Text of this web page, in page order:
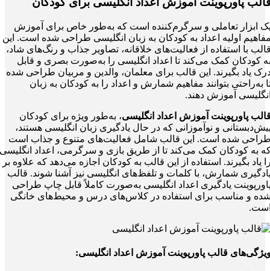
ابزار تعاملی و سرگرم‌کننده است که به‌طور خاص برای آموزش
اولیه اعداد به کودکان به زبان انگلیسی طراحی شده است. این
با استفاده از فعالیت‌های خلاقانه، تصاویر جذاب و رنگ‌های شاد،
کودکان کمک می‌کند تا اعداد انگلیسی را به‌صورت بصری و قابل
یاد بگیرند. این قالب برای معلمان، والدین و مربیان طراحی شده
به‌راحتی بتوانند مفاهیم شمارش و اعداد را به کودکان به زبان
آموزش دهند.
پاورپوینت آموزش اعداد انگلیسی، به‌طور ویژه برای کودکان
و نوآموزانی که در حال یادگیری زبان انگلیسی هستند،
شده است. این قالب شامل فعالیت‌های متنوع و جذاب است
به کودکان کمک می‌کند تا از طریق بازی و سرگرمی، اعداد انگلیسی
یاد بگیرند. استفاده از این قالب به کودکان اجازه می‌دهد که علاوه بر
شمارش، با کلمات و تلفظ‌های انگلیسی نیز آشنا شوند. قالب
یادگیری اعداد انگلیسی به‌صورت کاملاً قابل چاپ طراحی
و مناسب برای استفاده در کلاس‌های درس و محیط‌های خانگی
قالب پاورپوینت آموزش اعداد انگلیسی: